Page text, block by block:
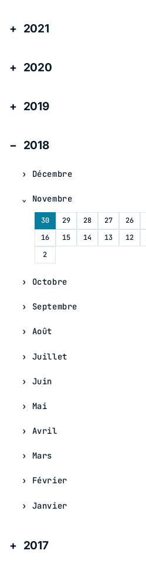
2021
2020
2019
2018
Décembre
Novembre
30 29 28 27 26
16
15 14 13 12
2
Octobre
Septembre
Août
Juillet
Juin
Mai
Avril
Mars
Février
Janvier
2017